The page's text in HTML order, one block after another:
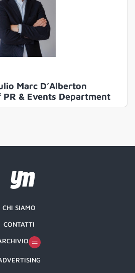
Marc D’Alberton
& Events Department
CHI SIAMO
CONTATTI